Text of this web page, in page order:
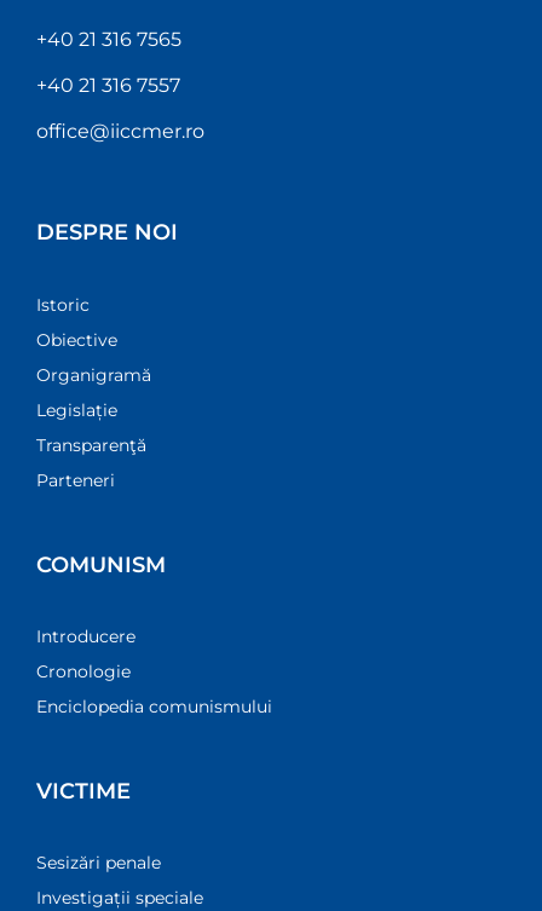
+40 21 316 7565
+40 21 316 7557
office@iiccmer.ro
DESPRE NOI
Istoric
Obiective
Organigramă
Legislație
Transparenţă
Parteneri
COMUNISM
Introducere
Cronologie
Enciclopedia comunismului
VICTIME
Sesizări penale
Investigații speciale